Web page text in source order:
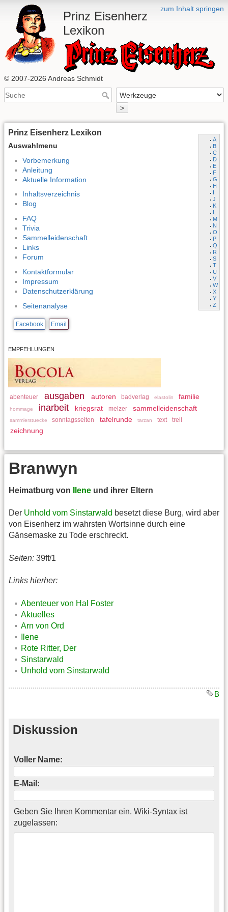
zum Inhalt springen
Prinz Eisenherz
Lexikon
© 2007-2026 Andreas Schmidt
>
Prinz Eisenherz Lexikon
Auswahlmenu
A
B
C
D
E
F
G
H
I
J
K
L
M
N
O
P
Q
R
S
T
U
V
W
X
Y
Z
Vorbemerkung
Anleitung
Aktuelle Information
Inhaltsverzeichnis
Blog
FAQ
Trivia
Sammelleidenschaft
Links
Forum
Kontaktformular
Impressum
Datenschutzerklärung
Seitenanalyse
Facebook Email
EMPFEHLUNGEN
abenteuer ausgaben autoren badverlag elastolin familie
hommage inarbeit kriegsrat melzer sammelleidenschaft
sammlerstuecke sonntagsseiten tafelrunde tarzan text trell
zeichnung
Branwyn
Heimatburg von Ilene und ihrer Eltern
Der Unhold vom Sinstarwald besetzt diese Burg, wird aber
von Eisenherz im wahrsten Wortsinne durch eine
Gänsemaske zu Tode erschreckt.
Seiten: 39ff/1
Links hierher:
Abenteuer von Hal Foster
Aktuelles
Arn von Ord
Ilene
Rote Ritter, Der
Sinstarwald
Unhold vom Sinstarwald
B
Diskussion
Voller Name:
E-Mail:
Geben Sie Ihren Kommentar ein. Wiki-Syntax ist
zugelassen: